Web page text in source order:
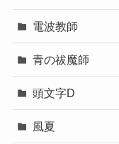
電波教師
青の祓魔師
頭文字D
風夏